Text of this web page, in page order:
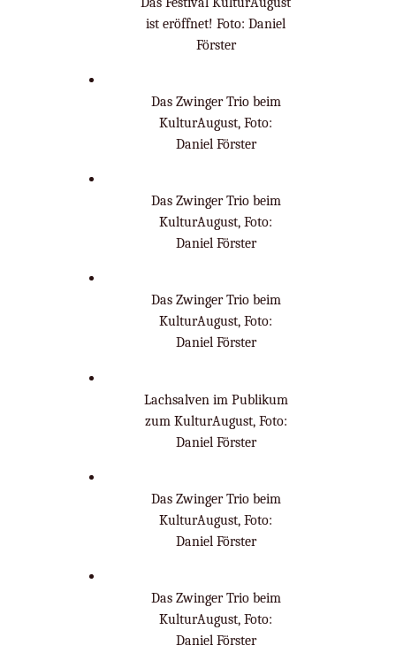
ist eröffnet! Foto: Daniel
Förster
Das Zwinger Trio beim
KulturAugust, Foto:
Daniel Förster
Das Zwinger Trio beim
KulturAugust, Foto:
Daniel Förster
Das Zwinger Trio beim
KulturAugust, Foto:
Daniel Förster
Lachsalven im Publikum
zum KulturAugust, Foto:
Daniel Förster
Das Zwinger Trio beim
KulturAugust, Foto:
Daniel Förster
Das Zwinger Trio beim
KulturAugust, Foto:
Daniel Förster